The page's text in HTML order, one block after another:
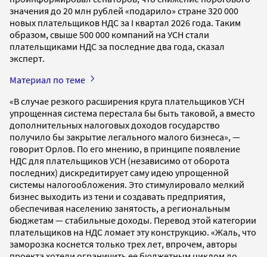
значения до 20 млн рублей «подарило» стране 320 000
новых плательщиков НДС за I квартал 2026 года. Таким
образом, свыше 500 000 компаний на УСН стали
плательщиками НДС за последние два года, сказал
эксперт.
Материал по теме
«В случае резкого расширения круга плательщиков УСН
упрощенная система перестала бы быть таковой, а вместо
дополнительных налоговых доходов государство
получило бы закрытие легального малого бизнеса», —
говорит Орлов. По его мнению, в принципе появление
НДС для плательщиков УСН (независимо от оборота
последних) дискредитирует саму идею упрощенной
системы налогообложения. Это стимулировало мелкий
бизнес выходить из тени и создавать предприятия,
обеспечивая населению занятость, а региональным
бюджетам — стабильные доходы. Перевод этой категории
плательщиков на НДС ломает эту конструкцию. «Жаль, что
заморозка коснется только трех лет, впрочем, авторы